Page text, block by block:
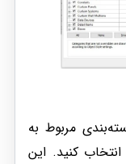
مربوط به
کنید. این